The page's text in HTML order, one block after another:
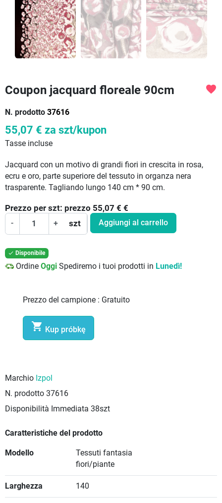
Coupon jacquard floreale 90cm
N. prodotto 37616
favorite
55,07 € za szt/kupon
Tasse incluse
Jacquard con un motivo di grandi fiori in crescita in rosa,
ecru e oro, parte superiore del tessuto in organza nera
trasparente. Tagliando lungo 140 cm * 90 cm.
Prezzo per szt: prezzo 55,07 € €
- + szt Aggiungi al carrello
 Disponibile
Ordine Oggi Spediremo i tuoi prodotti in Lunedì!
Prezzo del campione : Gratuito
 Kup próbkę
Marchio Izpol
N. prodotto 37616
Disponibilità Immediata 38szt
Caratteristiche del prodotto
Modello
Tessuti fantasia
fiori/piante
Larghezza 140